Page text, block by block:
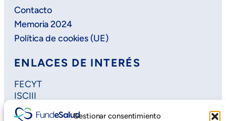
Gestionar consentimiento
Contacto
Memoria 2024
Política de cookies (UE)
ENLACES DE INTERÉS
FECYT
ISCIII
Horizon Europe